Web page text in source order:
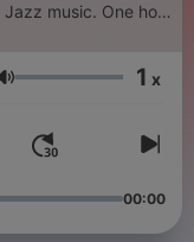
music. One hour
of the last
Volumen 1 x
00:00